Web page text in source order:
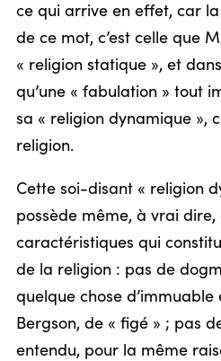
ce qui arrive en effet, car
de ce mot, c’est celle que
« religion statique », et
qu’une « fabulation » tout
sa « religion dynamique »,
religion.
Cette soi-disant « religion
possède même, à vrai
caractéristiques qui
de la religion : pas de
quelque chose
Bergson, de « figé » ; pas
entendu, pour la même